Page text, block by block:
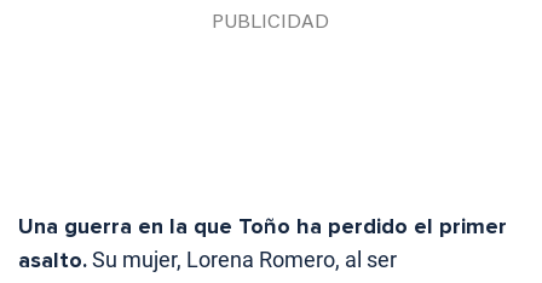
Una guerra en la que Toño ha perdido el primer
asalto.Su mujer, Lorena Romero, al ser